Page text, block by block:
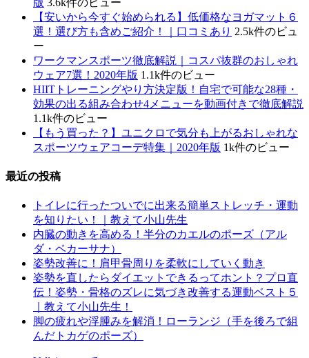
【安いから今すぐ始められる】低価格なヨガマット６
選！選び方も含めご紹介！｜口コミあり 2.5k件のビュ
ー
ワークマンスポーツ徹底解説｜コスパ抜群のおしゃれ
ウェア7選！2020年版 1.1k件のビュー
HIITトレーニングやり方決定版！自宅で可能な28種・
効果の出る組み合わせ4メニューを動画付きで徹底解説
1.1k件のビュー
【もう買った？】ユニクロで気分も上がるおしゃれな
スポーツウェアコーデ特集｜2020年版 1k件のビュー
最近の投稿
トイレに行ったついでに出来る簡単ストレッチ・運動
を知りたい！｜教えて小山先生
内臓の動きを高める！半分のカエルのポーズ（アル
ダ・ベカーサナ）
姿勢改善に！肩甲骨周りを柔軟にしていく動き
姿勢を直したらダイエットできるってホント？プロ直
伝！姿勢・骨格のズレに気づき改善する運動ベスト５
｜教えて小山先生！
脚の疲れや浮腫みを解消！ローランジ（手を後ろで組
んだトカゲのポーズ）